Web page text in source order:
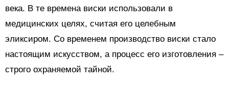
века. В те времена виски использовали в
медицинских целях, считая его целебным
эликсиром. Со временем производство виски стало
настоящим искусством, а процесс его изготовления –
строго охраняемой тайной.